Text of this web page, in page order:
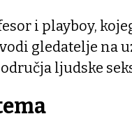
i playboy,
gledatelje na
ljudske